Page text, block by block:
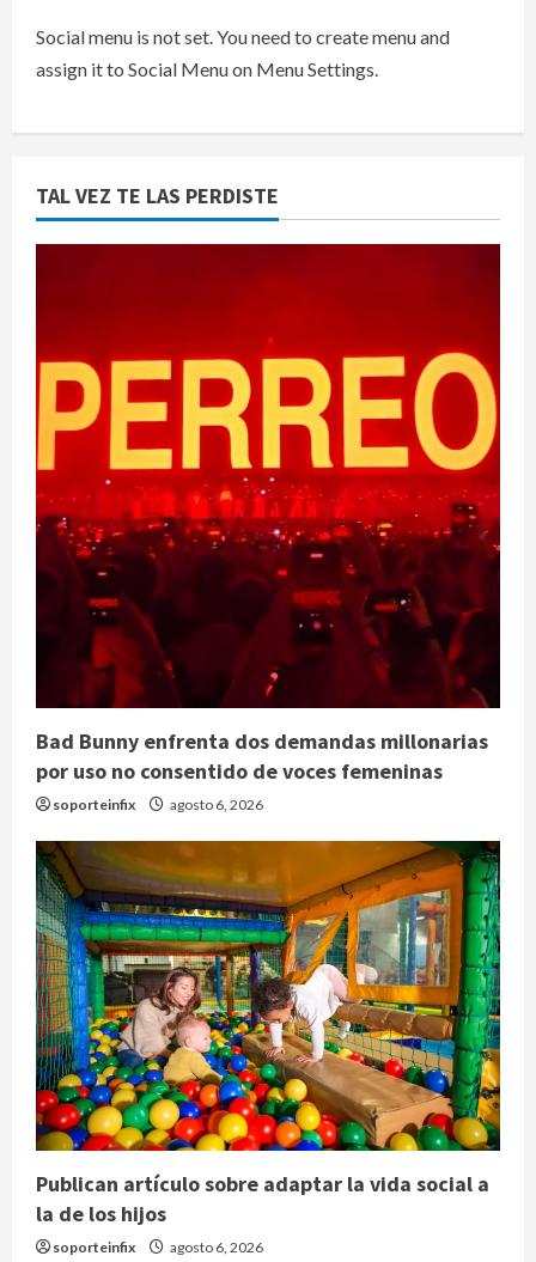
Social menu is not set. You need to create menu and
assign it to Social Menu on Menu Settings.
TAL VEZ TE LAS PERDISTE
Bad Bunny enfrenta dos demandas millonarias
por uso no consentido de voces femeninas
soporteinfix agosto 6, 2026
Publican artículo sobre adaptar la vida social a
la de los hijos
soporteinfix agosto 6, 2026